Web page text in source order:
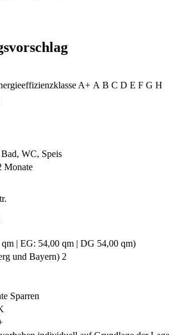
A+ A B C D E F G H
WC, Speis
Monate
| EG: 54,00 qm | DG 54,00 qm)
und Bayern) 2
Sparren